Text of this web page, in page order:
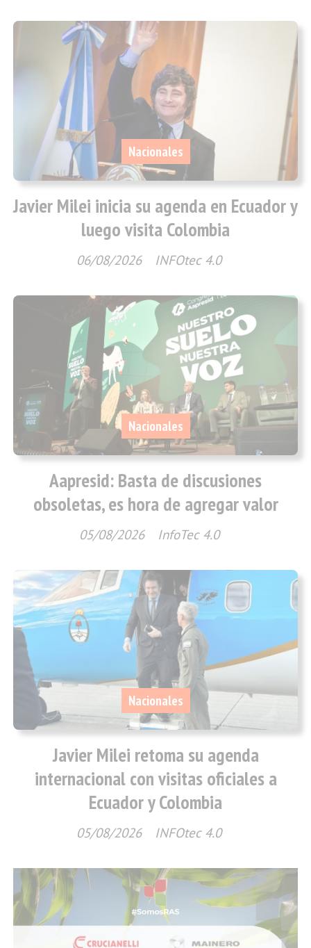
Javier Milei inicia su agenda en Ecuador y
luego visita Colombia
INFOtec 4.0
Nacionales
06/08/2026
Aapresid: Basta de discusiones
obsoletas, es hora de agregar valor
InfoTec 4.0
Nacionales
05/08/2026
Javier Milei retoma su agenda
internacional con visitas oficiales a
Ecuador y Colombia
INFOtec 4.0
Nacionales
05/08/2026